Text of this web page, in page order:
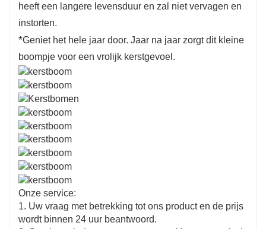
heeft een langere levensduur en zal niet vervagen en
instorten.
*Geniet het hele jaar door. Jaar na jaar zorgt dit kleine
boompje voor een vrolijk kerstgevoel.
Onze service:
1. Uw vraag met betrekking tot ons product en de prijs
wordt binnen 24 uur beantwoord.